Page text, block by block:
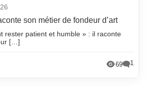
son métier de fondeur d’art
rester patient et humble » : il raconte
[…]
69 1